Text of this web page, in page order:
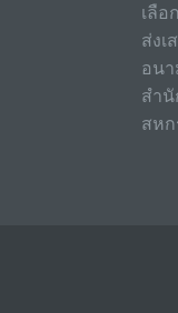
เลือก
ส่งเ
อน
สำนั
สห